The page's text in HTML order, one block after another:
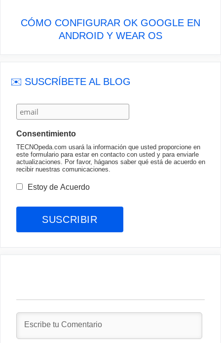
CÓMO CONFIGURAR OK GOOGLE EN
ANDROID Y WEAR OS
✉️ SUSCRÍBETE AL BLOG
Consentimiento
TECNOpeda.com usará la información que usted proporcione en
este formulario para estar en contacto con usted y para enviarle
actualizaciones. Por favor, háganos saber qué está de acuerdo en
recibir nuestras comunicaciones.
Estoy de Acuerdo